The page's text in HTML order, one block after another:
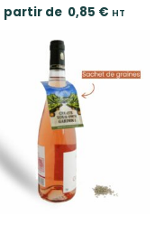
partir de 0,85 € HT